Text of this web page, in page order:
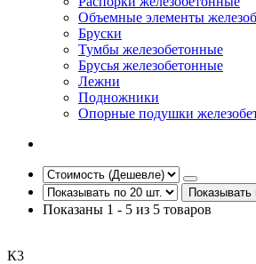
Объемные элементы
Бруски
Тумбы железобетонные
Брусья железобетонные
Лежни
Подножники
Опорные подушки
Показывать
Показаны 1 - 5 из 5 товаров
К3